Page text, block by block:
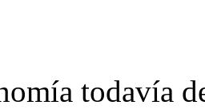
todavía